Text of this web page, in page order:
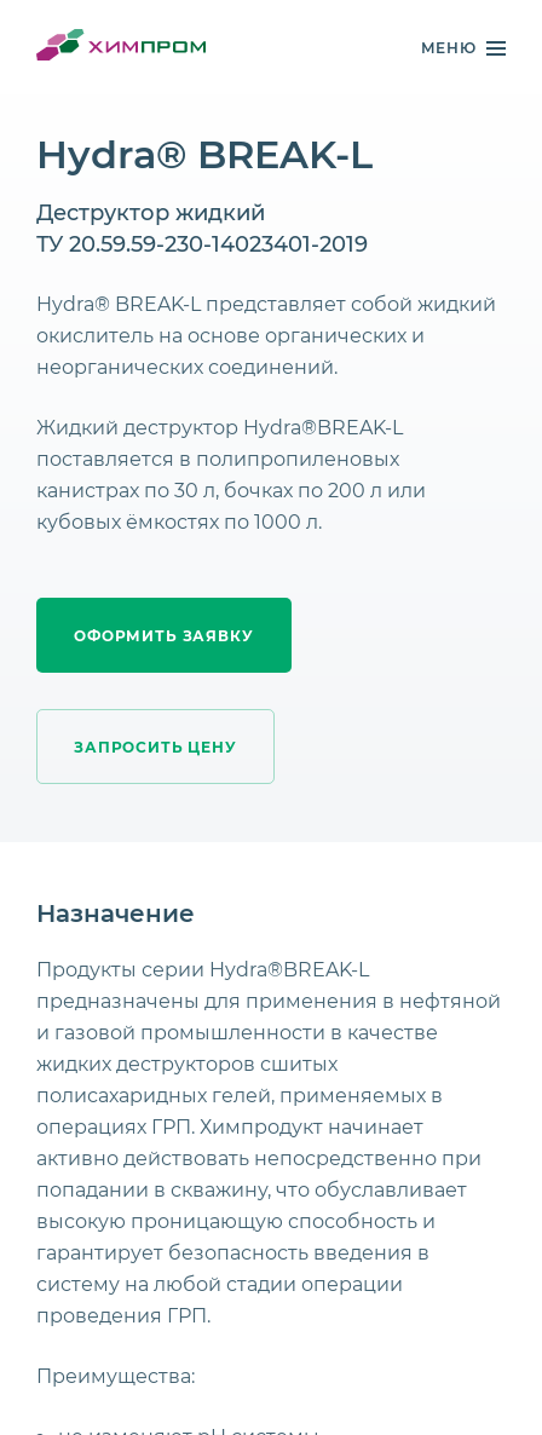
МЕНЮ
Hydra® BREAK-L
Деструктор жидкий
ТУ 20.59.59-230-14023401-2019
Hydra® BREAK-L представляет собой жидкий
окислитель на основе органических и
неорганических соединений.
Жидкий деструктор Hydra®BREAK-L
поставляется в полипропиленовых
канистрах по 30 л, бочках по 200 л или
кубовых ёмкостях по 1000 л.
ОФОРМИТЬ ЗАЯВКУ
ЗАПРОСИТЬ ЦЕНУ
Назначение
Продукты серии Hydra®BREAK-L
предназначены для применения в нефтяной
и газовой промышленности в качестве
жидких деструкторов сшитых
полисахаридных гелей, применяемых в
операциях ГРП. Химпродукт начинает
активно действовать непосредственно при
попадании в скважину, что обуславливает
высокую проницающую способность и
гарантирует безопасность введения в
систему на любой стадии операции
проведения ГРП.
Преимущества: